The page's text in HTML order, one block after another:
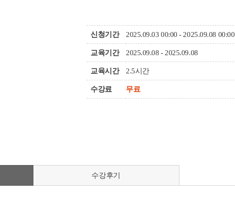
신청기간 2025.09.03 00:00 - 2025.09.08 00:00
교육기간 2025.09.08 - 2025.09.08
교육시간 2.5시간
수강료 무료
수강후기